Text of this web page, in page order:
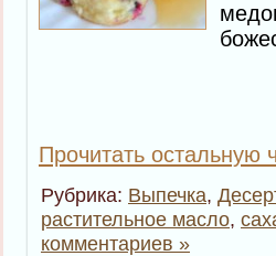
Прочитать остальную
Рубрика: Выпечка,
растительное масло,
комментариев »